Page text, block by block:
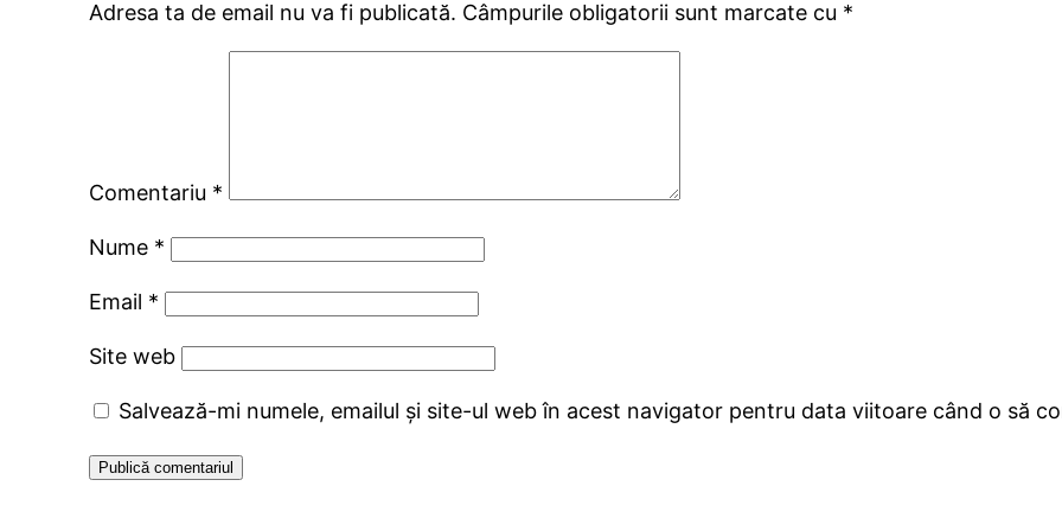
Adresa ta de email nu va fi publicată. Câmpurile obligatorii sunt marcate cu *
Comentariu *
Nume *
Email *
Site web
Salvează-mi numele, emailul și site-ul web în acest navigator pentru data viitoare când o să